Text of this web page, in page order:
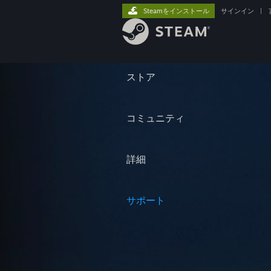
ストア
コミュニティ
詳細
サポート
Steamをインストール サインイン